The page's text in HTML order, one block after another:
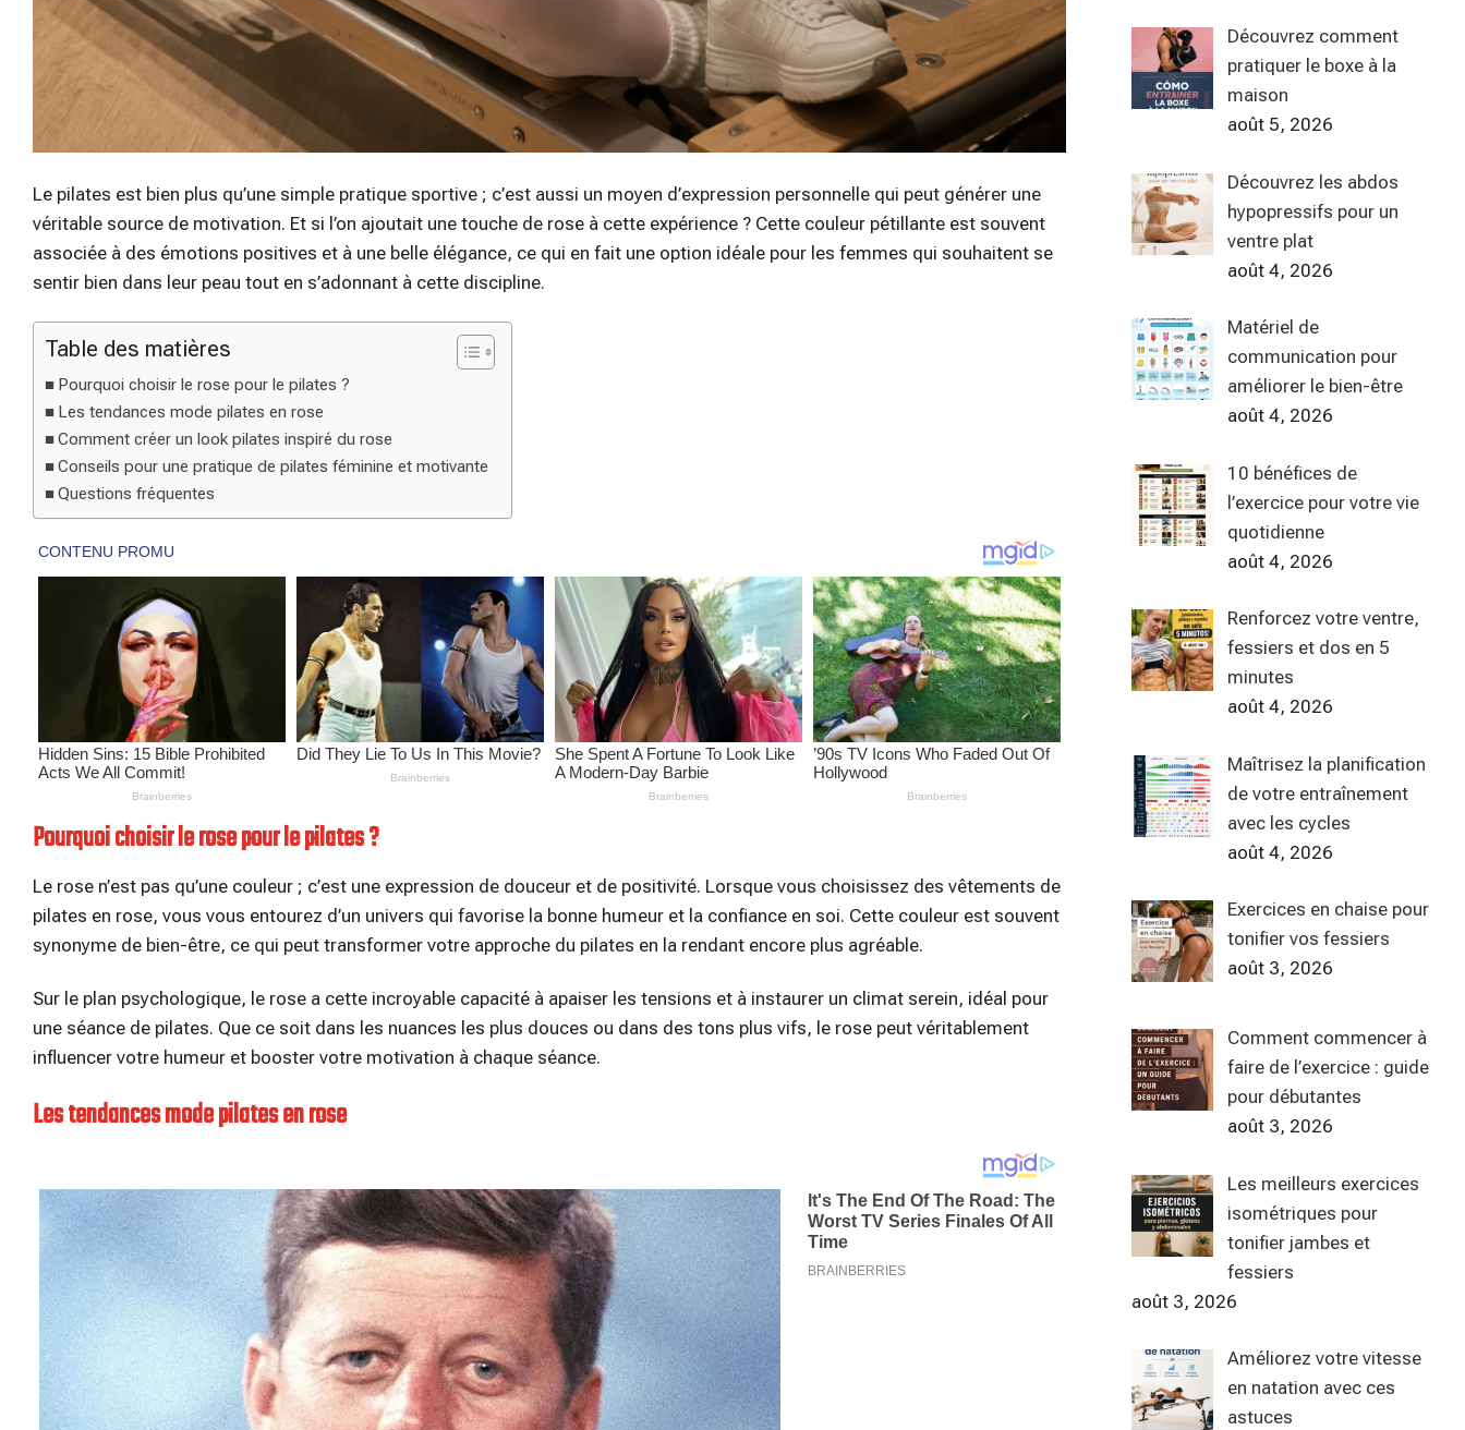
Le pilates est bien plus qu’une simple pratique sportive ; c’est aussi un moyen d’expression personnelle qui peut générer une
véritable source de motivation. Et si l’on ajoutait une touche de rose à cette expérience ? Cette couleur pétillante est souvent
associée à des émotions positives et à une belle élégance, ce qui en fait une option idéale pour les femmes qui souhaitent se
sentir bien dans leur peau tout en s’adonnant à cette discipline.
Table des matières
Pourquoi choisir le rose pour le pilates ?
Les tendances mode pilates en rose
Comment créer un look pilates inspiré du rose
Conseils pour une pratique de pilates féminine et motivante
Questions fréquentes
Pourquoi choisir le rose pour le pilates ?
Le rose n’est pas qu’une couleur ; c’est une expression de douceur et de positivité. Lorsque vous choisissez des vêtements de
pilates en rose, vous vous entourez d’un univers qui favorise la bonne humeur et la confiance en soi. Cette couleur est souvent
synonyme de bien-être, ce qui peut transformer votre approche du pilates en la rendant encore plus agréable.
Sur le plan psychologique, le rose a cette incroyable capacité à apaiser les tensions et à instaurer un climat serein, idéal pour
une séance de pilates. Que ce soit dans les nuances les plus douces ou dans des tons plus vifs, le rose peut véritablement
influencer votre humeur et booster votre motivation à chaque séance.
Les tendances mode pilates en rose
Découvrez comment
pratiquer le boxe à la
maison
août 5, 2026
Découvrez les abdos
hypopressifs pour un
ventre plat
août 4, 2026
Matériel de
communication pour
améliorer le bien-être
août 4, 2026
10 bénéfices de
l’exercice pour votre vie
quotidienne
août 4, 2026
Renforcez votre ventre,
fessiers et dos en 5
minutes
août 4, 2026
Maîtrisez la planification
de votre entraînement
avec les cycles
août 4, 2026
Exercices en chaise pour
tonifier vos fessiers
août 3, 2026
Comment commencer à
faire de l’exercice : guide
pour débutantes
août 3, 2026
Les meilleurs exercices
isométriques pour
tonifier jambes et
fessiers
août 3, 2026
Améliorez votre vitesse
en natation avec ces
astuces